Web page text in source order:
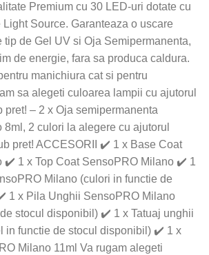
Premium cu 30 LED-uri dotate cu
Source. Garanteaza o uscare
tip de Gel UV si Oja Semipermanenta,
de energie, fara sa produca caldura.
manichiura cat si pentru
sa alegeti culoarea lampii cu ajutorul
pret! – 2 x Oja semipermanenta
2 culori la alegere cu ajutorul
pret! ACCESORII ✔️ 1 x Base Coat
✔️ 1 x Top Coat SensoPRO Milano ✔️ 1
Milano (culori in functie de
1 x Pila Unghii SensoPRO Milano
stocul disponibil) ✔️ 1 x Tatuaj unghii
in functie de stocul disponibil) ✔️ 1 x
Milano 11ml Va rugam alegeti